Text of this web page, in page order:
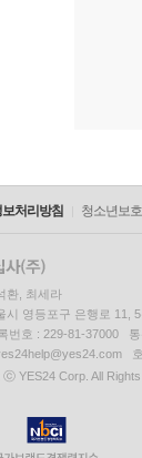
처리방침 청소년보
환, 최세라
시 영등포구 은행로 11,
번호 : 229-81-37000
YES24 Corp. All Rights